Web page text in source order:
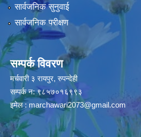
सार्वजनिक सुनुवाई
सार्वजनिक परीक्षण
सम्पर्क विवरण
मर्चवारी ३ रायपुर, रुपन्देही
सम्पर्क न: ९८५७०१६९९३
इमेल : marchawari2073@gmail.com